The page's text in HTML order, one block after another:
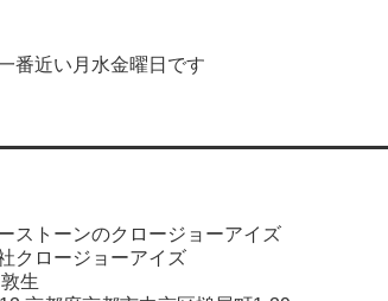
番近い月水金曜日です
ストーンのクロージョーアイズ
クロージョーアイズ
生